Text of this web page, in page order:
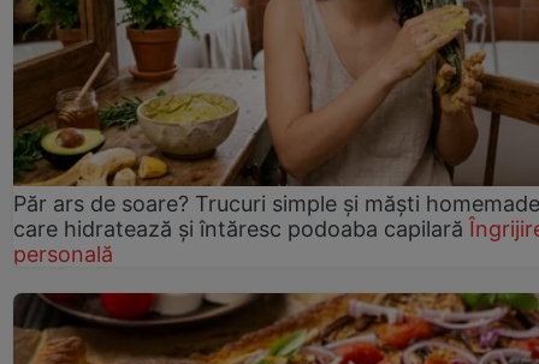
Păr ars de soare? Trucuri simple și măști homemade
care hidratează și întăresc podoaba capilară
personală